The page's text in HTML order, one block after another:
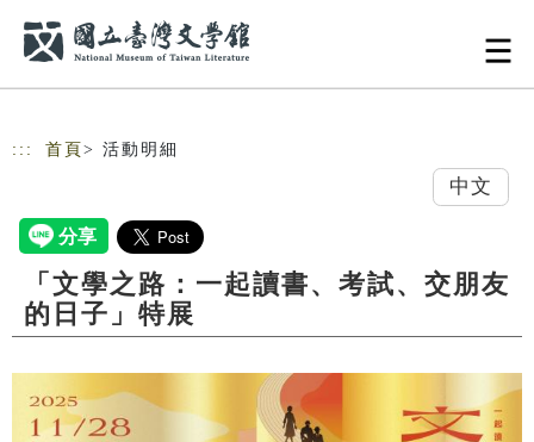
::: 首頁 > 活動明細
中文
「文學之路：一起讀書、考試、交朋友
的日子」特展